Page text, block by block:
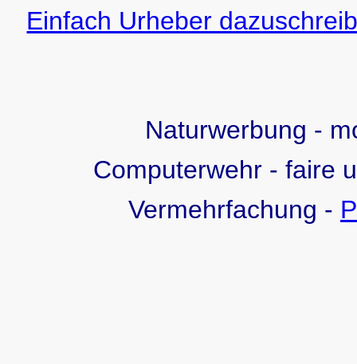
Einfach Urheber
Naturwerbung -
Computerwehr - faire
Vermehrfachung -